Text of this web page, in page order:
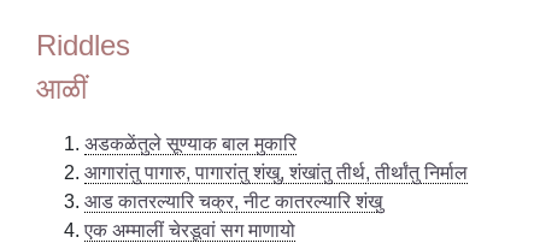
Riddles
आळीं
अडकळेंतुले सूण्याक बाल मुकारि
आगारांतु पागारु, पागारांतु शंखु, शंखांतु तीर्थ, तीर्थांतु निर्माल
आड कातरल्यारि चक्र, नीट कातरल्यारि शंखु
एक अम्मालीं चेरडूवां सग माणायो